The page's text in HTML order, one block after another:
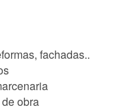
fachadas..
obra